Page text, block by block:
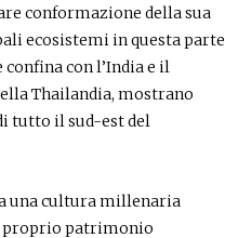
conformazione della sua
ecosistemi in questa parte
con l’India e il
Thailandia, mostrano
tutto il sud-est del
una cultura millenaria
proprio patrimonio